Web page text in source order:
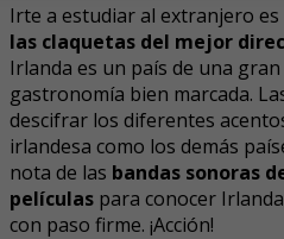
Irte a estudiar al extranjero es
las claquetas del mejor
Irlanda es un país de una
gastronomía bien marcada.
descifrar los diferentes
irlandesa como los demás
nota de las bandas sonoras
películas para conocer
con paso firme. ¡Acción!